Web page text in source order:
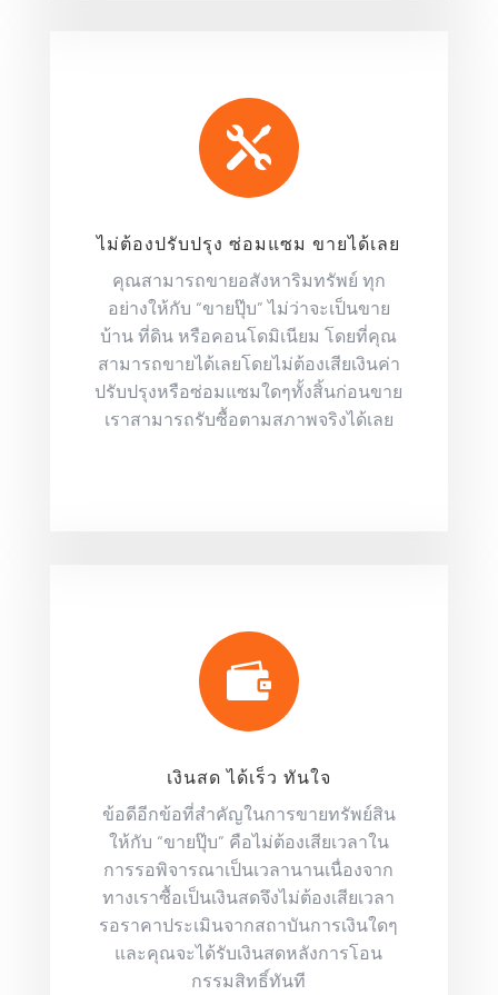

ไม่ต้องปรับปรุง ซ่อมแซม ขายได้เลย
คุณสามารถขายอสังหาริมทรัพย์ ทุก
อย่างให้กับ “ขายปุ๊บ” ไม่ว่าจะเป็นขาย
บ้าน ที่ดิน หรือคอนโดมิเนียม โดยที่คุณ
สามารถขายได้เลยโดยไม่ต้องเสียเงินค่า
ปรับปรุงหรือซ่อมแซมใดๆทั้งสิ้นก่อนขาย
เราสามารถรับซื้อตามสภาพจริงได้เลย

เงินสด ได้เร็ว ทันใจ
ข้อดีอีกข้อที่สำคัญในการขายทรัพย์สิน
ให้กับ “ขายปุ๊บ” คือไม่ต้องเสียเวลาใน
การรอพิจารณาเป็นเวลานานเนื่องจาก
ทางเราซื้อเป็นเงินสดจึงไม่ต้องเสียเวลา
รอราคาประเมินจากสถาบันการเงินใดๆ
และคุณจะได้รับเงินสดหลังการโอน
กรรมสิทธิ์ทันที